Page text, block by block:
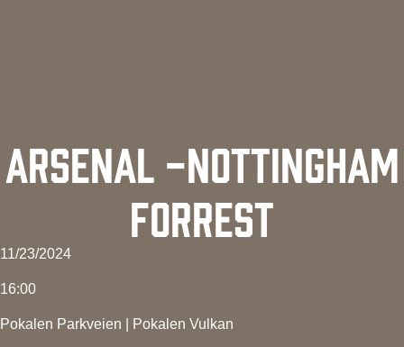
ARSENAL -NOTTINGHAM
FORREST
11/23/2024
16:00
Pokalen Parkveien Pokalen Vulkan